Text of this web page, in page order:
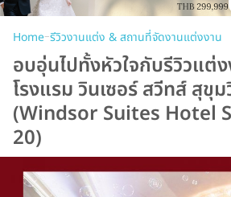
Home–รีวิวงานแต่ง & สถานที่จัดงานแต่งงาน
อบอุ่นไปทั้งหัวใจกับรีวิวแต่
โรงแรม วินเซอร์ สวีทส์ สุขุ
(Windsor Suites Hotel
20)